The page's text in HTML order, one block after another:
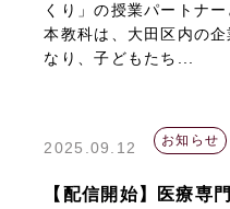
くり」の授業パートナ
本教科は、大田区内の
なり、子どもたち...
2025.09.12 お知らせ
【配信開始】医療専